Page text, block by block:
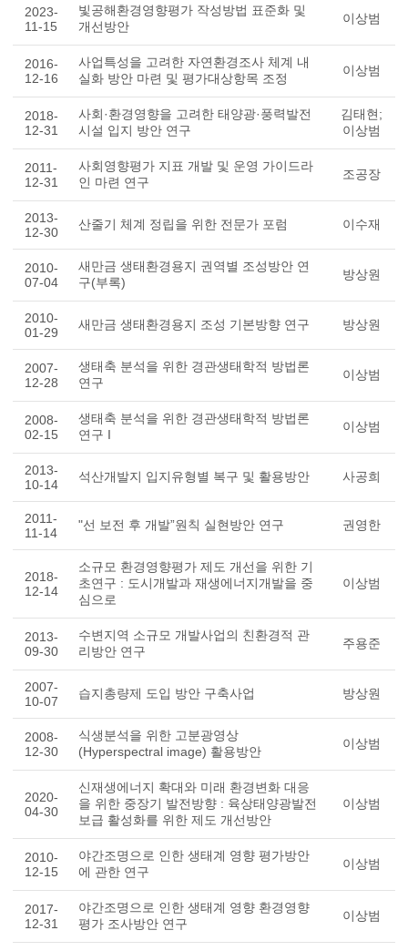
2023-
11-15
빛공해환경영향평가 작성방법 표준화 및
개선방안
이상범
2016-
12-16
사업특성을 고려한 자연환경조사 체계 내
실화 방안 마련 및 평가대상항목 조정
이상범
2018-
12-31
사회·환경영향을 고려한 태양광·풍력발전
시설 입지 방안 연구
김태현;
이상범
2011-
12-31
사회영향평가 지표 개발 및 운영 가이드라
인 마련 연구
조공장
2013-
12-30
산줄기 체계 정립을 위한 전문가 포럼 이수재
2010-
07-04
새만금 생태환경용지 권역별 조성방안 연
구(부록)
방상원
2010-
01-29
새만금 생태환경용지 조성 기본방향 연구 방상원
2007-
12-28
생태축 분석을 위한 경관생태학적 방법론
연구
이상범
2008-
02-15
생태축 분석을 위한 경관생태학적 방법론
연구 I
이상범
2013-
10-14
석산개발지 입지유형별 복구 및 활용방안 사공희
2011-
11-14
"선 보전 후 개발”원칙 실현방안 연구 권영한
2018-
12-14
소규모 환경영향평가 제도 개선을 위한 기
초연구 : 도시개발과 재생에너지개발을 중
심으로
이상범
2013-
09-30
수변지역 소규모 개발사업의 친환경적 관
리방안 연구
주용준
2007-
10-07
습지총량제 도입 방안 구축사업 방상원
2008-
12-30
식생분석을 위한 고분광영상
(Hyperspectral image) 활용방안
이상범
2020-
04-30
신재생에너지 확대와 미래 환경변화 대응
을 위한 중장기 발전방향 : 육상태양광발전
보급 활성화를 위한 제도 개선방안
이상범
2010-
12-15
야간조명으로 인한 생태계 영향 평가방안
에 관한 연구
이상범
2017-
12-31
야간조명으로 인한 생태계 영향 환경영향
평가 조사방안 연구
이상범